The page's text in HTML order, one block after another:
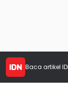
Baca artikel